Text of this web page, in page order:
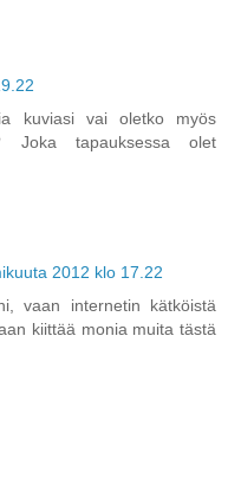
kuviasi vai oletko myös
Joka tapauksessa olet
2012 klo 17.22
vaan internetin kätköistä
kiittää monia muita tästä